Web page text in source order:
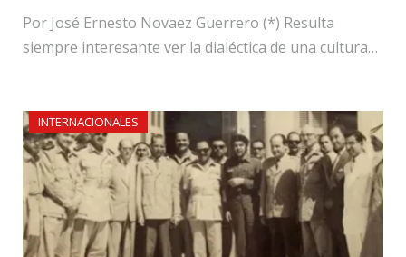
Por José Ernesto Novaez Guerrero (*) Resulta
siempre interesante ver la dialéctica de una cultura…
INTERNACIONALES